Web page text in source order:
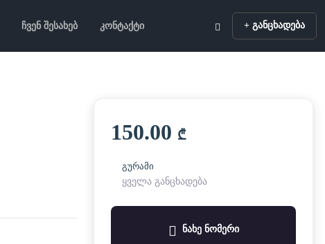
ჩვენ შესახებ კონტაქტი + განცხადება
150.00 ₾
გურამი
ყველა განცხადება
ნახე ნომერი